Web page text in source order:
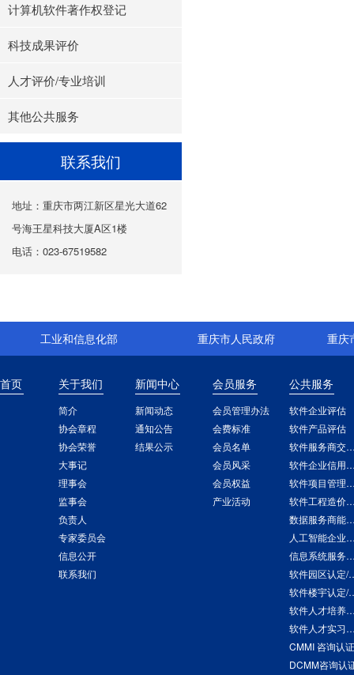
计算机软件著作权登记
科技成果评价
人才评价/专业培训
其他公共服务
联系我们
地址：重庆市两江新区星光大道62
号海王星科技大厦A区1楼
电话：023-67519582
工业和信息化部 重庆市人民政府 重庆
首页 关于我们
简介
协会章程
协会荣誉
大事记
理事会
监事会
负责人
专家委员会
信息公开
联系我们
新闻中心
新闻动态
通知公告
结果公示
会员服务
会员管理办法
会费标准
会员名单
会员风采
会员权益
产业活动
公共服务
软件企业评估
软件产品评估
软件服务商交
软件企业
软件项目管
软件工程
数据服务商
人工智能企
信息系统服务商
软件
软件
软件人才培养
软件人才实习实训
CMMI 咨询认
DCMM咨询认